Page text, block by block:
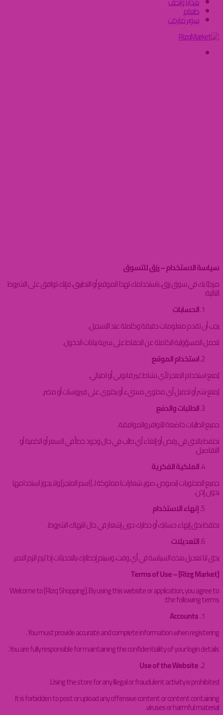
طعام
سوبر ماركت
سياسة الاستخدام – رزق للتسوق
مرحبًا بك في سوق رزق، باستخدامك لهذا الموقع أو التطبيق، فإنك توافق على الشروط
التالية:
الحسابات
يجب أن تقدم معلومات دقيقة وكاملة عند التسجيل.
تتحمل المسؤولية الكاملة عن الحفاظ على سرية بيانات الدخول.
استخدام الموقع
يُمنع استخدام المتجر لأي نشاط غير قانوني أو احتيالي.
يُمنع نشر أو تحميل أي محتوى مسيء أو يحتوي على فيروسات أو مضر.
الطلبات والدفع
جميع الطلبات خاضعة للتوافر والموافقة.
نحتفظ بالحق في رفض أو إلغاء أي طلب في حال وجود خطأ في السعر أو الكمية أو
التفاصيل.
الملكية الفكرية
جميع المحتويات (نصوص، صور، شعارات) مملوكة لـ [اسم المتجر] ولا يجوز استخدامها
بدون إذن.
إنهاء الاستخدام
نحتفظ بحق إنهاء حسابك أو حظرك دون إشعار في حال انتهاك الشروط.
التعديلات
يحق لنا تعديل هذه السياسة في أي وقت، وسيتم إخطارك بالتحديثات إذا لزم الزم الامر.
Terms of Use – [Rizg Market]
Welcome to [Rizq Shopping]. By using this website or application, you agree to
the following terms:
You must provide accurate and complete information when registering.
You are fully responsible for maintaining the confidentiality of your login details.
Using the store for any illegal or fraudulent activity is prohibited.
It is forbidden to post or upload any offensive content or content containing
viruses or harmful material.